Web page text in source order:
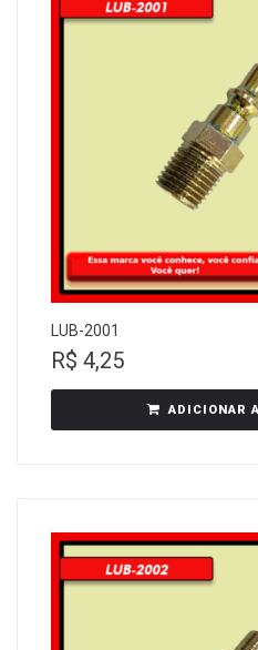
LUB-2001
R$ 4,25
ADICIONAR